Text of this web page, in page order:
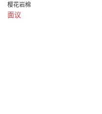
樱花岩棉
面议